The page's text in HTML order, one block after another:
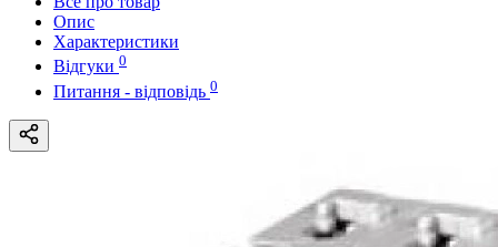
Опис
Характеристики
Відгуки 0
Питання - відповідь 0